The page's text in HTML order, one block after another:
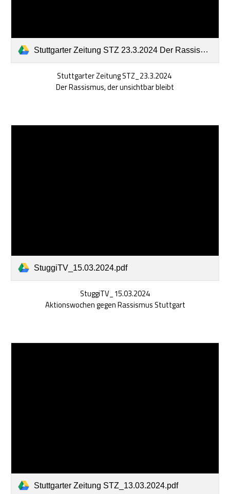
Stuttgarter Zeitung STZ 23.3.2024 Der Rassismus, der unsichtbar bleibt.pdf
Stuttgarter Zeitung STZ_23.3.2024
Der Rassismus, der unsichtbar bleibt
StuggiTV_15.03.2024.pdf
StuggiTV_15.03.2024
Aktionswochen gegen Rassismus Stuttgart
Stuttgarter Zeitung STZ_13.03.2024.pdf